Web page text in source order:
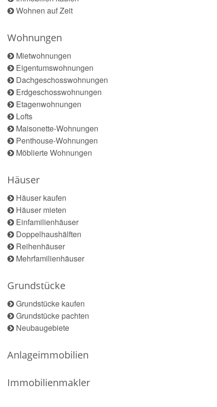
Wohnen auf Zeit
Wohnungen
Mietwohnungen
Eigentumswohnungen
Dachgeschosswohnungen
Erdgeschosswohnungen
Etagenwohnungen
Lofts
Maisonette-Wohnungen
Penthouse-Wohnungen
Möblierte Wohnungen
Häuser
Häuser kaufen
Häuser mieten
Einfamilienhäuser
Doppelhaushälften
Reihenhäuser
Mehrfamilienhäuser
Grundstücke
Grundstücke kaufen
Grundstücke pachten
Neubaugebiete
Anlageimmobilien
Immobilienmakler